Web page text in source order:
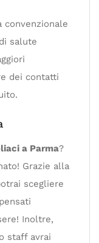
convenzionale
salute
dei contatti
a Parma?
Grazie alla
scegliere
Inoltre,
staff avrai